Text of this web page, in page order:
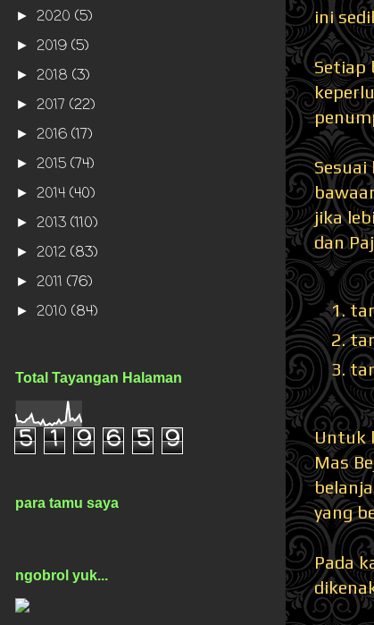
ini
Setiap
jika
dan
Untuk
Mas
yang
Pada
► 2020 (5)
► 2019 (5)
► 2018 (3)
► 2017 (22)
► 2016 (17)
► 2015 (74)
► 2014 (40)
► 2013 (110)
► 2012 (83)
► 2011 (76)
► 2010 (84)
Total Tayangan Halaman
5 1 9 6 5 9
para tamu saya
ngobrol yuk...